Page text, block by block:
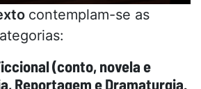
contemplam-se as
(conto, novela e
Reportagem e Dramaturgia.